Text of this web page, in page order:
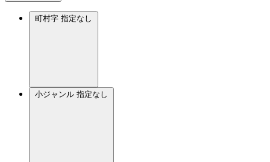
町村字 指定なし
小ジャンル 指定なし